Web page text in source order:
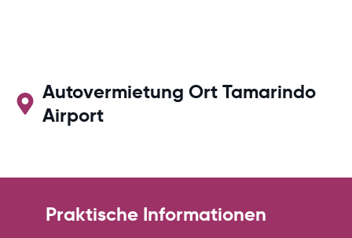
Autovermietung Ort Tamarindo
Airport
Praktische Informationen